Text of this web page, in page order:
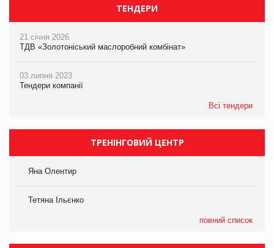
ТЕНДЕРИ
21 січня 2026
ТДВ «Золотоніський маслоробний комбінат»
03 липня 2023
Тендери компанії
Всі тендери
ТРЕНІНГОВИЙ ЦЕНТР
Яна Олентир
Тетяна Ільєнко
повний список